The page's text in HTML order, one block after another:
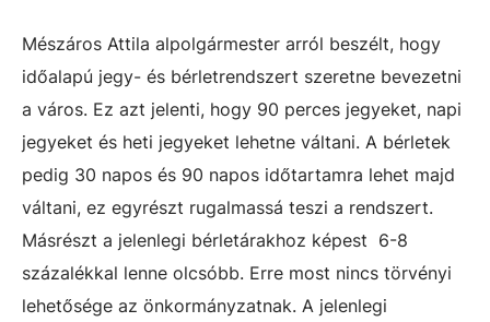
Mészáros Attila alpolgármester arról beszélt, hogy
időalapú jegy- és bérletrendszert szeretne bevezetni
a város. Ez azt jelenti, hogy 90 perces jegyeket, napi
jegyeket és heti jegyeket lehetne váltani. A bérletek
pedig 30 napos és 90 napos időtartamra lehet majd
váltani, ez egyrészt rugalmassá teszi a rendszert.
Másrészt a jelenlegi bérletárakhoz képest 6-8
százalékkal lenne olcsóbb. Erre most nincs törvényi
lehetősége az önkormányzatnak. A jelenlegi